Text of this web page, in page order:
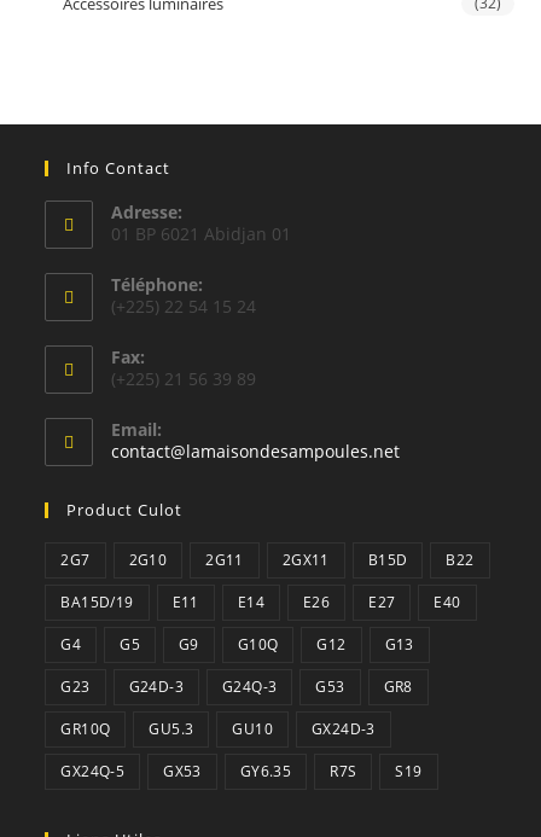
Info Contact
Adresse:
01 BP 6021 Abidjan 01
Téléphone:
(+225) 22 54 15 24
Fax:
(+225) 21 56 39 89
Email:
contact@lamaisondesampoules.netS’ouvre
Product Culot
2G7 2G10 2G11 2GX11 B15D B22
BA15D/19 E11 E14 E26 E27 E40
G4 G5 G9 G10Q G12 G13
G23 G24D-3 G24Q-3 G53 GR8
GR10Q GU5.3 GU10 GX24D-3
GX24Q-5 GX53 GY6.35 R7S S19